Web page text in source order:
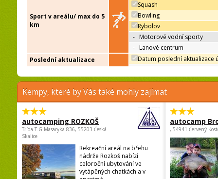
Sport v areálu/ max do 5
km
Squash
Bowling
Rybolov
- Motorové vodní sporty
- Lanové centrum
Poslední aktualizace
Datum poslední aktualizace
Kempy, které by Vás také mohly zajímat
autocamping ROZKOŠ
Třída.T.G.Masaryka 836, 55203 Česká
Skalice
Rekreační areál na břehu
nádrže Rozkoš nabízí
celoroční ubytování ve
vytápěných chatkách a v
autocamp
, 54941 Červený